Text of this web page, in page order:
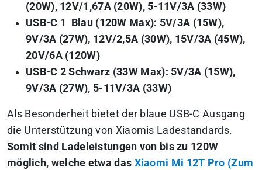
(20W), 12V/1,67A (20W), 5-11V/3A (33W)
USB-C 1 Blau (120W Max): 5V/3A (15W),
9V/3A (27W), 12V/2,5A (30W), 15V/3A (45W),
20V/6A (120W)
USB-C 2 Schwarz (33W Max): 5V/3A (15W),
9V/3A (27W), 5-11V/3A (33W)
Als Besonderheit bietet der blaue USB-C Ausgang
die Unterstützung von Xiaomis Ladestandards.
Somit sind Ladeleistungen von bis zu 120W
möglich, welche etwa das Xiaomi Mi 12T Pro (Zum